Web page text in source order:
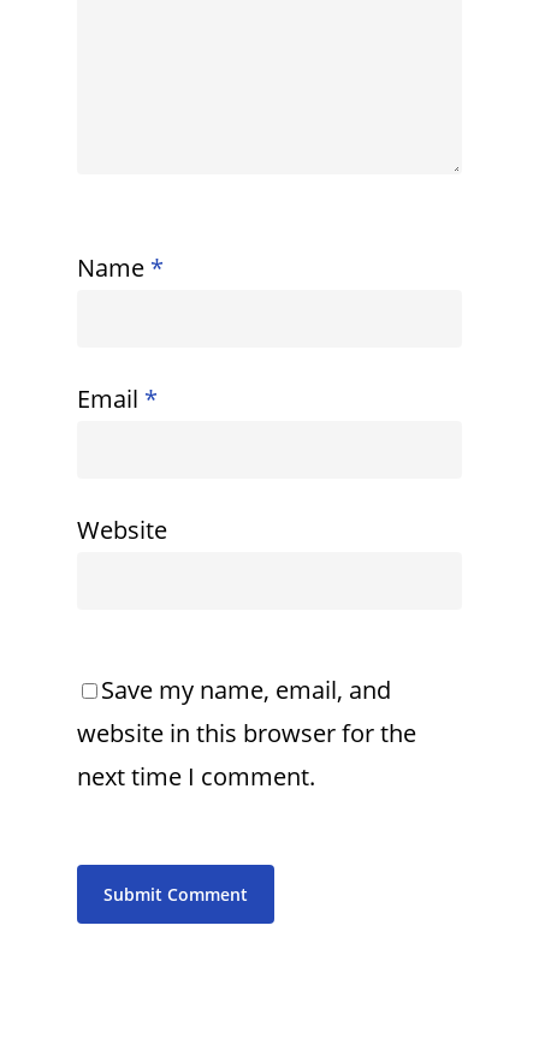
Name *
Email *
Website
Save my name, email, and
website in this browser for the
next time I comment.